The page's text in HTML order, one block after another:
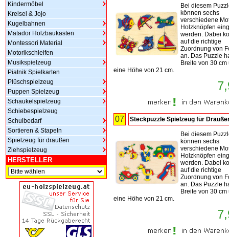
Kindermöbel
Kreisel & Jojo
Kugelbahnen
Matador Holzbaukasten
Montessori Material
Motorikschleifen
Musikspielzeug
Piatnik Spielkarten
Plüschspielzeug
Puppen Spielzeug
Schaukelspielzeug
Schiebespielzeug
Schulbedarf
Sortieren & Stapeln
Spielzeug für draußen
Ziehspielzeug
HERSTELLER
Bei diesem
können sechs
verschiedene
Holzknöpfen
werden. Dabei
auf die richtige
Zuordnung von
an. Das Puzzle
Breite von 30 cm
eine Höhe von 21 cm.
07 Steckpuzzle Spielzeug für
Bei diesem
können sechs
verschiedene
Holzknöpfen
werden. Dabei
auf die richtige
Zuordnung von
an. Das Puzzle
Breite von 30 cm
eine Höhe von 21 cm.